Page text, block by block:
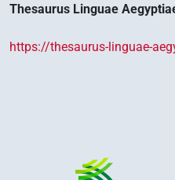
Thesaurus Linguae
https://thesaurus-linguae-